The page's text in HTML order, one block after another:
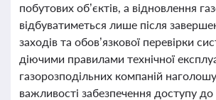
побутових об’єктів, а відновлення
відбуватиметься лише після
заходів та обов’язкової перевірки
діючими правилами технічної
газорозподільних компаній
важливості забезпечення доступу до